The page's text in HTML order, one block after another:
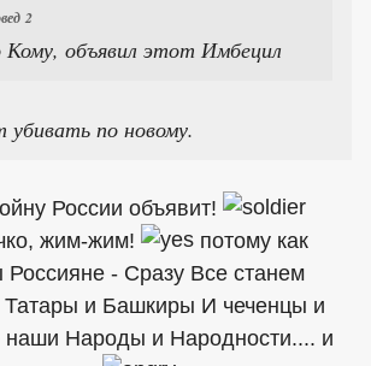
2
объявил этот Имбецил
убивать по новому.
России объявит!
жим-жим!
потому как
Россияне - Сразу Все станем
и Башкиры И чеченцы и
наши Народы и Народности.... и